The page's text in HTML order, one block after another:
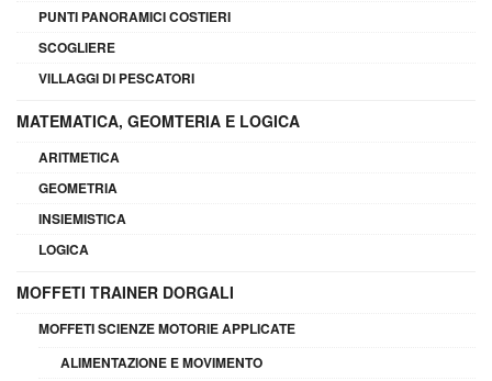
PUNTI PANORAMICI COSTIERI
SCOGLIERE
VILLAGGI DI PESCATORI
MATEMATICA, GEOMTERIA E LOGICA
ARITMETICA
GEOMETRIA
INSIEMISTICA
LOGICA
MOFFETI TRAINER DORGALI
MOFFETI SCIENZE MOTORIE APPLICATE
ALIMENTAZIONE E MOVIMENTO